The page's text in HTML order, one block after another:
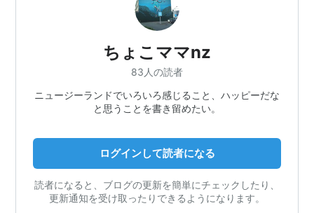
ちょこママnz
83人の読者
ニュージーランドでいろいろ感じること、ハッピーだな
と思うことを書き留めたい。
ログインして読者になる
読者になると、ブログの更新を簡単にチェックしたり、
更新通知を受け取ったりできるようになります。